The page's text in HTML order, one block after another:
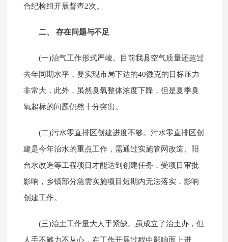
合纪检组开展督查2次。
二、 存在问题与不足
(一)治气工作形式严峻。目前我县空气质量还超过
去年同期水平，要实现市局下达的40微克的目标压力
非常大，此外，虽然臭氧整体浓度下降，但是夏季臭
氧超标的问题仍然十分突出。
(二)污水零直排区创建进度不够。污水零直排区创
建是今年治水的重点工作，需通过实施管网改造、阳
台水改造等工程项目才能达到创建任务，受项目审批
影响，乡镇部分急需实施项目短期内无法落实，影响
创建工作。
(三)治土工作量大人手紧缺。虽成立了治土办，但
人手不够力不从心，在工作开展过程中影响面上进